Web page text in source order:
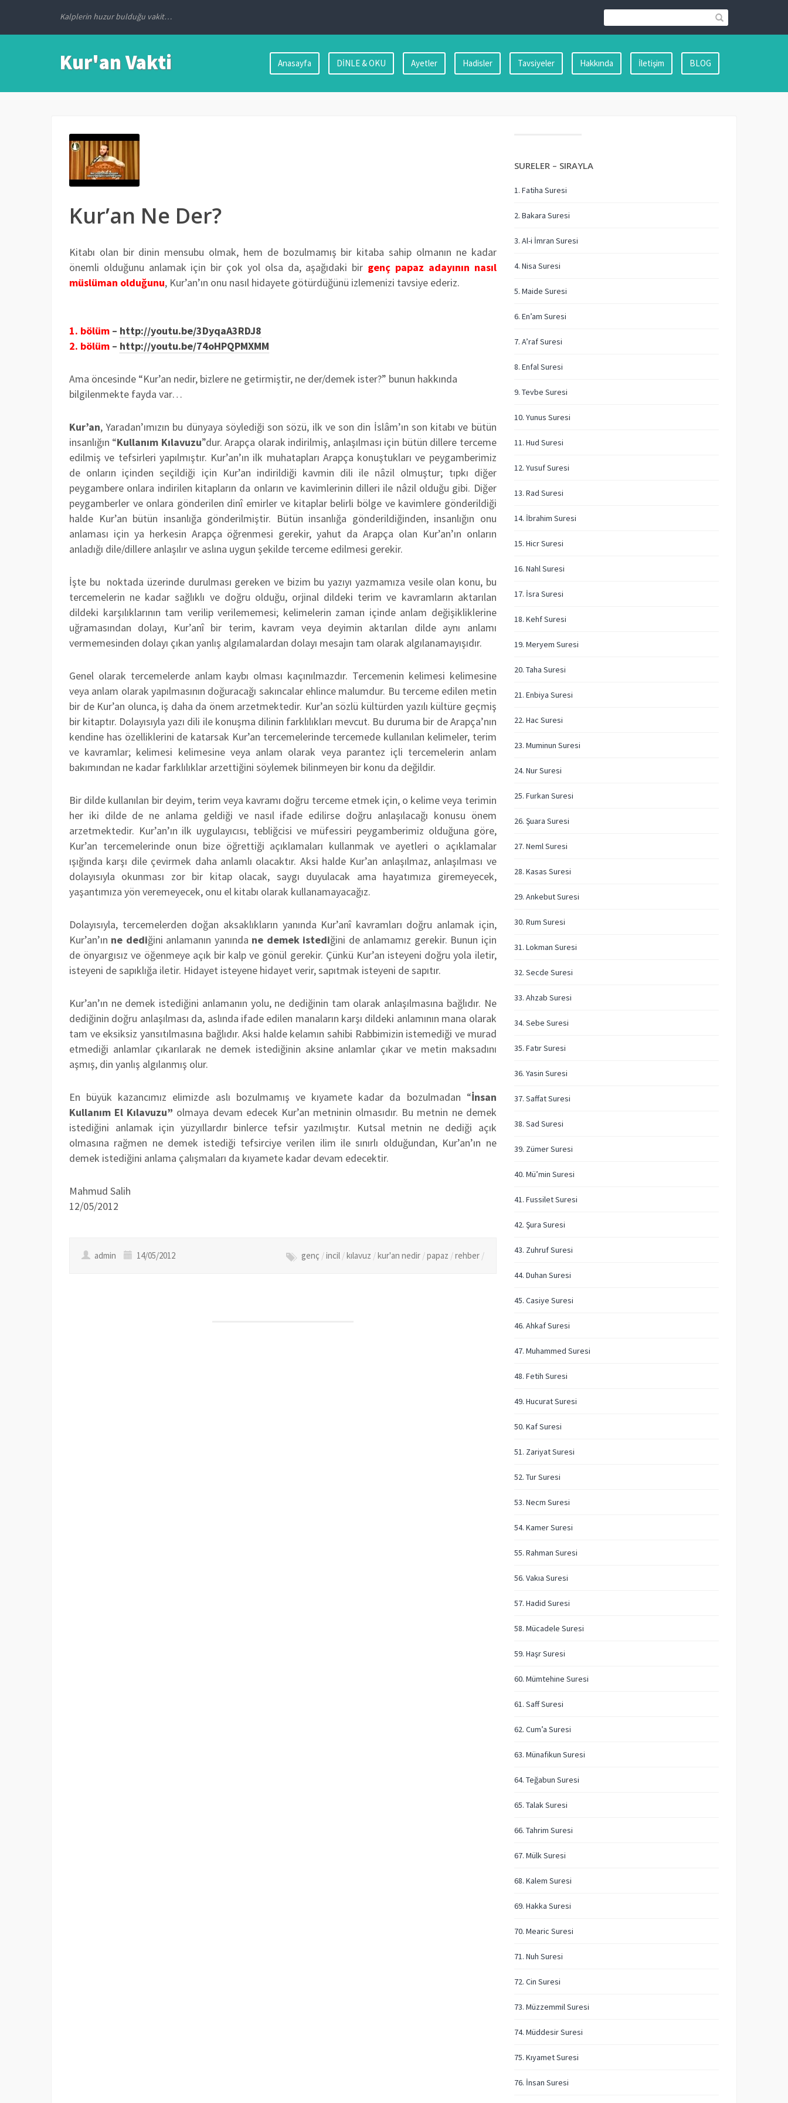
Kalplerin huzur bulduğu vakit…
Kur'an Vakti Anasayfa DİNLE & OKU Ayetler Hadisler Tavsiyeler Hakkında İletişim BLOG
Kur’an Ne Der?
Kitabı olan bir dinin mensubu olmak, hem de bozulmamış bir kitaba sahip olmanın ne kadar
önemli olduğunu anlamak için bir çok yol olsa da, aşağıdaki bir genç papaz adayının nasıl
müslüman olduğunu, Kur’an’ın onu nasıl hidayete götürdüğünü izlemenizi tavsiye ederiz.
1. bölüm – http://youtu.be/3DyqaA3RDJ8
2. bölüm – http://youtu.be/74oHPQPMXMM
Ama öncesinde “Kur’an nedir, bizlere ne getirmiştir, ne der/demek ister?” bunun hakkında
bilgilenmekte fayda var…
Kur’an, Yaradan’ımızın bu dünyaya söylediği son sözü, ilk ve son din İslâm’ın son kitabı ve bütün
insanlığın “Kullanım Kılavuzu”dur. Arapça olarak indirilmiş, anlaşılması için bütün dillere terceme
edilmiş ve tefsirleri yapılmıştır. Kur’an’ın ilk muhatapları Arapça konuştukları ve peygamberimiz
de onların içinden seçildiği için Kur’an indirildiği kavmin dili ile nâzil olmuştur; tıpkı diğer
peygambere onlara indirilen kitapların da onların ve kavimlerinin dilleri ile nâzil olduğu gibi. Diğer
peygamberler ve onlara gönderilen dinî emirler ve kitaplar belirli bölge ve kavimlere gönderildiği
halde Kur’an bütün insanlığa gönderilmiştir. Bütün insanlığa gönderildiğinden, insanlığın onu
anlaması için ya herkesin Arapça öğrenmesi gerekir, yahut da Arapça olan Kur’an’ın onların
anladığı dile/dillere anlaşılır ve aslına uygun şekilde terceme edilmesi gerekir.
İşte bu noktada üzerinde durulması gereken ve bizim bu yazıyı yazmamıza vesile olan konu, bu
tercemelerin ne kadar sağlıklı ve doğru olduğu, orjinal dildeki terim ve kavramların aktarılan
dildeki karşılıklarının tam verilip verilememesi; kelimelerin zaman içinde anlam değişikliklerine
uğramasından dolayı, Kur’anî bir terim, kavram veya deyimin aktarılan dilde aynı anlamı
vermemesinden dolayı çıkan yanlış algılamalardan dolayı mesajın tam olarak algılanamayışıdır.
Genel olarak tercemelerde anlam kaybı olması kaçınılmazdır. Tercemenin kelimesi kelimesine
veya anlam olarak yapılmasının doğuracağı sakıncalar ehlince malumdur. Bu terceme edilen metin
bir de Kur’an olunca, iş daha da önem arzetmektedir. Kur’an sözlü kültürden yazılı kültüre geçmiş
bir kitaptır. Dolayısıyla yazı dili ile konuşma dilinin farklılıkları mevcut. Bu duruma bir de Arapça’nın
kendine has özelliklerini de katarsak Kur’an tercemelerinde tercemede kullanılan kelimeler, terim
ve kavramlar; kelimesi kelimesine veya anlam olarak veya parantez içli tercemelerin anlam
bakımından ne kadar farklılıklar arzettiğini söylemek bilinmeyen bir konu da değildir.
Bir dilde kullanılan bir deyim, terim veya kavramı doğru terceme etmek için, o kelime veya terimin
her iki dilde de ne anlama geldiği ve nasıl ifade edilirse doğru anlaşılacağı konusu önem
arzetmektedir. Kur’an’ın ilk uygulayıcısı, tebliğcisi ve müfessiri peygamberimiz olduğuna göre,
Kur’an tercemelerinde onun bize öğrettiği açıklamaları kullanmak ve ayetleri o açıklamalar
ışığında karşı dile çevirmek daha anlamlı olacaktır. Aksi halde Kur’an anlaşılmaz, anlaşılması ve
dolayısıyla okunması zor bir kitap olacak, saygı duyulacak ama hayatımıza giremeyecek,
yaşantımıza yön veremeyecek, onu el kitabı olarak kullanamayacağız.
Dolayısıyla, tercemelerden doğan aksaklıkların yanında Kur’anî kavramları doğru anlamak için,
Kur’an’ın ne dediğini anlamanın yanında ne demek istediğini de anlamamız gerekir. Bunun için
de önyargısız ve öğenmeye açık bir kalp ve gönül gerekir. Çünkü Kur’an isteyeni doğru yola iletir,
isteyeni de sapıklığa iletir. Hidayet isteyene hidayet verir, sapıtmak isteyeni de sapıtır.
Kur’an’ın ne demek istediğini anlamanın yolu, ne dediğinin tam olarak anlaşılmasına bağlıdır. Ne
dediğinin doğru anlaşılması da, aslında ifade edilen manaların karşı dildeki anlamının mana olarak
tam ve eksiksiz yansıtılmasına bağlıdır. Aksi halde kelamın sahibi Rabbimizin istemediği ve murad
etmediği anlamlar çıkarılarak ne demek istediğinin aksine anlamlar çıkar ve metin maksadını
aşmış, din yanlış algılanmış olur.
En büyük kazancımız elimizde aslı bozulmamış ve kıyamete kadar da bozulmadan “İnsan
Kullanım El Kılavuzu” olmaya devam edecek Kur’an metninin olmasıdır. Bu metnin ne demek
istediğini anlamak için yüzyıllardır binlerce tefsir yazılmıştır. Kutsal metnin ne dediği açık
olmasına rağmen ne demek istediği tefsirciye verilen ilim ile sınırlı olduğundan, Kur’an’ın ne
demek istediğini anlama çalışmaları da kıyamete kadar devam edecektir.
Mahmud Salih
12/05/2012
admin 14/05/2012 genç /incil /kılavuz /kur'an nedir /papaz /rehber /
SURELER – SIRAYLA
1. Fatiha Suresi
2. Bakara Suresi
3. Al-i İmran Suresi
4. Nisa Suresi
5. Maide Suresi
6. En’am Suresi
7. A’raf Suresi
8. Enfal Suresi
9. Tevbe Suresi
10. Yunus Suresi
11. Hud Suresi
12. Yusuf Suresi
13. Rad Suresi
14. İbrahim Suresi
15. Hicr Suresi
16. Nahl Suresi
17. İsra Suresi
18. Kehf Suresi
19. Meryem Suresi
20. Taha Suresi
21. Enbiya Suresi
22. Hac Suresi
23. Muminun Suresi
24. Nur Suresi
25. Furkan Suresi
26. Şuara Suresi
27. Neml Suresi
28. Kasas Suresi
29. Ankebut Suresi
30. Rum Suresi
31. Lokman Suresi
32. Secde Suresi
33. Ahzab Suresi
34. Sebe Suresi
35. Fatır Suresi
36. Yasin Suresi
37. Saffat Suresi
38. Sad Suresi
39. Zümer Suresi
40. Mü’min Suresi
41. Fussilet Suresi
42. Şura Suresi
43. Zuhruf Suresi
44. Duhan Suresi
45. Casiye Suresi
46. Ahkaf Suresi
47. Muhammed Suresi
48. Fetih Suresi
49. Hucurat Suresi
50. Kaf Suresi
51. Zariyat Suresi
52. Tur Suresi
53. Necm Suresi
54. Kamer Suresi
55. Rahman Suresi
56. Vakıa Suresi
57. Hadid Suresi
58. Mücadele Suresi
59. Haşr Suresi
60. Mümtehine Suresi
61. Saff Suresi
62. Cum’a Suresi
63. Münafikun Suresi
64. Teğabun Suresi
65. Talak Suresi
66. Tahrim Suresi
67. Mülk Suresi
68. Kalem Suresi
69. Hakka Suresi
70. Mearic Suresi
71. Nuh Suresi
72. Cin Suresi
73. Müzzemmil Suresi
74. Müddesir Suresi
75. Kıyamet Suresi
76. İnsan Suresi